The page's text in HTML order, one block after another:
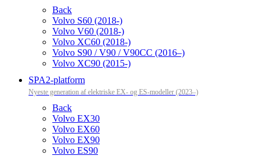
Back
Volvo S60 (2018-)
Volvo V60 (2018-)
Volvo XC60 (2018-)
Volvo S90 / V90 / V90CC (2016–)
Volvo XC90 (2015-)
SPA2-platform
Nyeste generation af elektriske EX- og ES-modeller (2023–)
Back
Volvo EX30
Volvo EX60
Volvo EX90
Volvo ES90